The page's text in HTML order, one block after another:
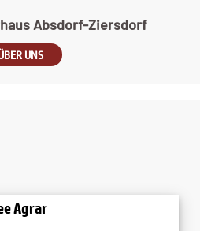
Absdorf-Ziersdorf
UNS
Agrar